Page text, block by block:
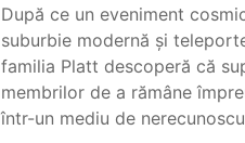
După ce un eveniment
suburbie modernă și
familia Platt descoperă că
membrilor de a rămâne
într-un mediu de